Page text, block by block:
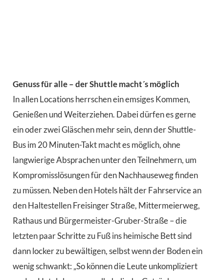
Genuss für alle – der Shuttle macht´s möglich
In allen Locations herrschen ein emsiges Kommen,
Genießen und Weiterziehen. Dabei dürfen es gerne
ein oder zwei Gläschen mehr sein, denn der Shuttle-
Bus im 20 Minuten-Takt macht es möglich, ohne
langwierige Absprachen unter den Teilnehmern, um
Kompromisslösungen für den Nachhauseweg finden
zu müssen. Neben den Hotels hält der Fahrservice an
den Haltestellen Freisinger Straße, Mittermeierweg,
Rathaus und Bürgermeister-Gruber-Straße – die
letzten paar Schritte zu Fuß ins heimische Bett sind
dann locker zu bewältigen, selbst wenn der Boden ein
wenig schwankt: „So können die Leute unkompliziert